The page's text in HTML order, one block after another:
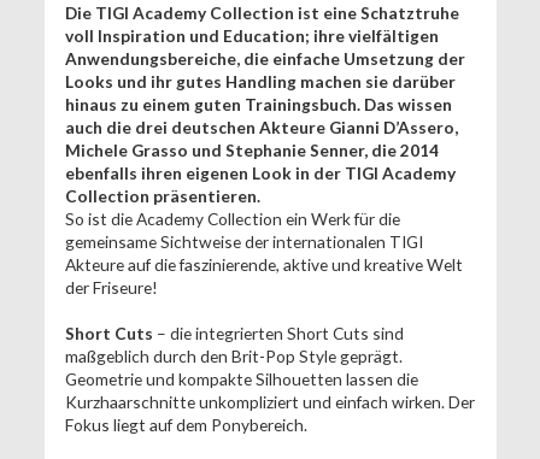
Die TIGI Academy Collection ist eine Schatztruhe
voll Inspiration und Education; ihre vielfältigen
Anwendungsbereiche, die einfache Umsetzung der
Looks und ihr gutes Handling machen sie darüber
hinaus zu einem guten Trainingsbuch. Das wissen
auch die drei deutschen Akteure Gianni D’Assero,
Michele Grasso und Stephanie Senner, die 2014
ebenfalls ihren eigenen Look in der TIGI Academy
Collection präsentieren.
So ist die Academy Collection ein Werk für die
gemeinsame Sichtweise der internationalen TIGI
Akteure auf die faszinierende, aktive und kreative Welt
der Friseure!
Short Cuts – die integrierten Short Cuts sind
maßgeblich durch den Brit-Pop Style geprägt.
Geometrie und kompakte Silhouetten lassen die
Kurzhaarschnitte unkompliziert und einfach wirken. Der
Fokus liegt auf dem Ponybereich.